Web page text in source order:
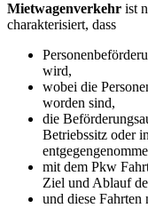
Mietwagenverkehr ist
charakterisiert, dass
wird,
wobei die
worden sind,
die
Betriebssitz oder
mit dem Pkw
Ziel und Ablauf
und diese Fahrten